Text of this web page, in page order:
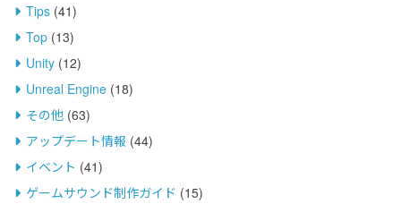
Tips (41)
Top (13)
Unity (12)
Unreal Engine (18)
その他 (63)
アップデート情報 (44)
イベント (41)
ゲームサウンド制作ガイド (15)